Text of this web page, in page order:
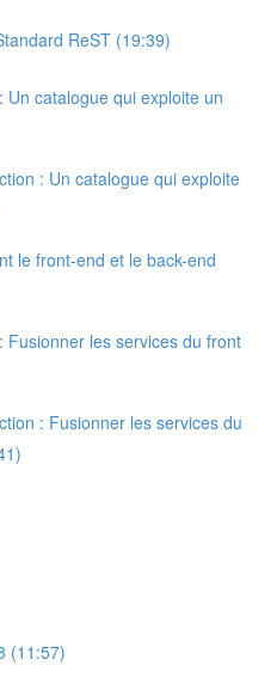
ReST (19:39)
Un catalogue qui exploite un
: Un catalogue qui exploite
le front-end et le back-end
Fusionner les services du front
: Fusionner les services du
(11:57)